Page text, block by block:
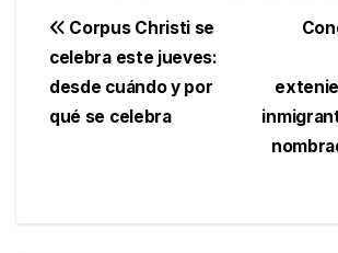
Navegación
de
entradas
Corpus Christi se
celebra este jueves:
desde cuándo y por
qué se celebra